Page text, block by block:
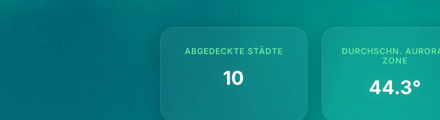
ABGEDECKTE STÄDTE
10
DURCHSCHN.
ZONE
44.3°